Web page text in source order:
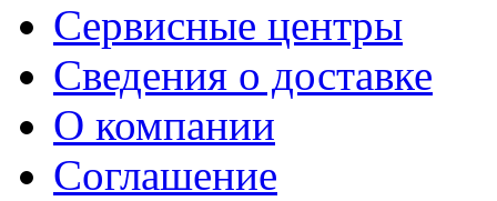
Сервисные центры
Сведения о доставке
О компании
Соглашение